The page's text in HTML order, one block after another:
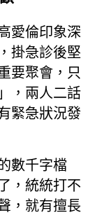
愛倫印象深
掛急診後堅
要聚會，只
，兩人二話
緊急狀況發
數千字檔
，統統打不
，就有擅長